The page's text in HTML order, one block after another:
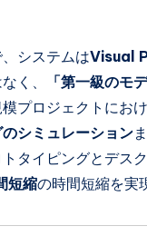
システムはVisual
く、
「第一級のモ
プロジェクトにお
シミュレーション
タイピングとデス
短縮の時間短縮を実